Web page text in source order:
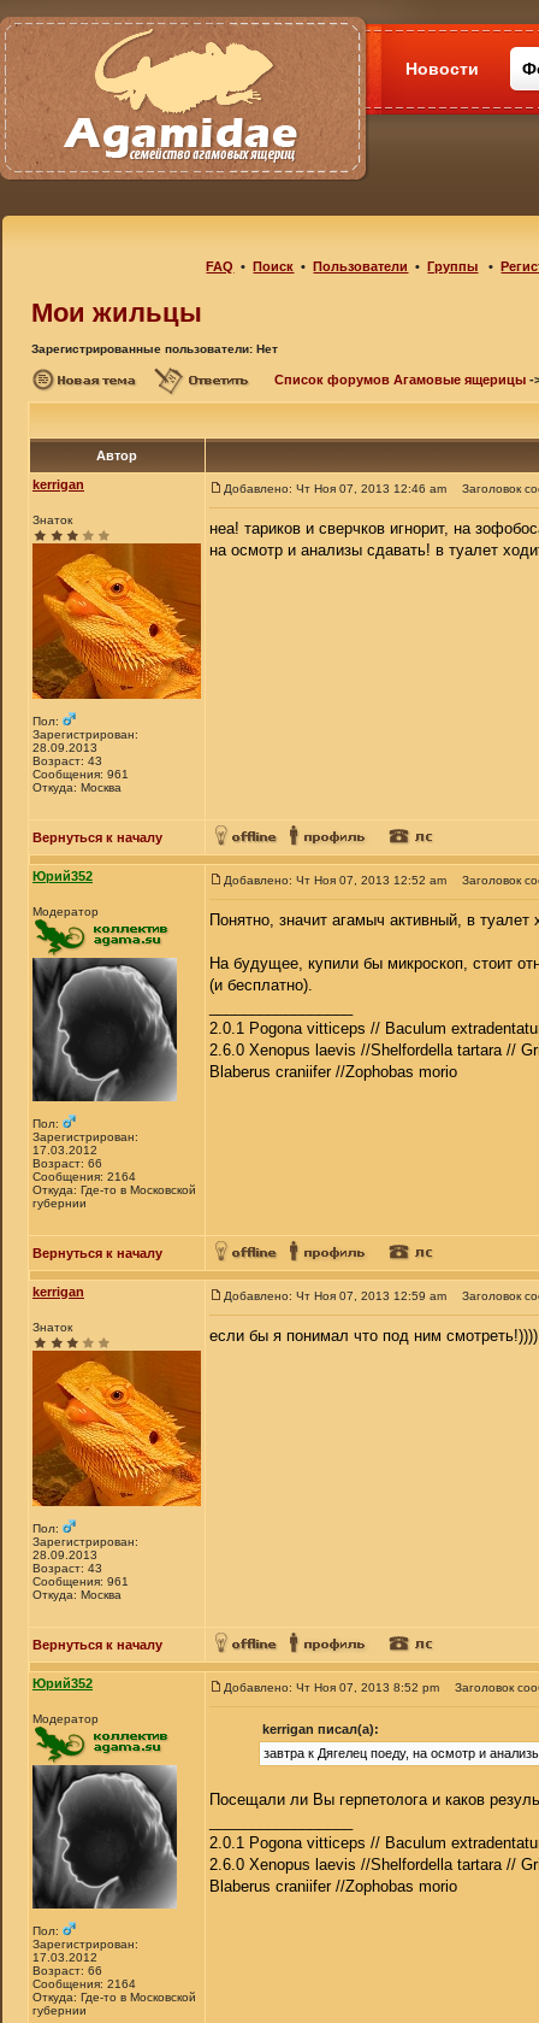
Новости
FAQ •Поиск •Пользователи •Группы •
Мои жильцы
Зарегистрированные пользователи: Нет
Список форумов Агамовые ящерицы -
Автор
kerrigan
Знаток
Пол:
Зарегистрирован:
28.09.2013
Возраст: 43
Сообщения: 961
Откуда: Москва
Добавлено: Чт Ноя 07, 2013 12:46 am Заголовок
неа! тариков и сверчков игнорит, на
на осмотр и анализы сдавать! в туалет
Вернуться к началу
Юрий352
Модератор
Пол:
Зарегистрирован:
17.03.2012
Возраст: 66
Сообщения: 2164
Откуда: Где-то в Московской
губернии
Добавлено: Чт Ноя 07, 2013 12:52 am Заголовок
Понятно, значит агамыч активный, в туалет
На будущее, купили бы микроскоп, стоит
(и бесплатно).
2.0.1 Pogona vitticeps // Baculum
2.6.0 Xenopus laevis //Shelfordella tartara //
Blaberus craniifer //Zophobas morio
Вернуться к началу
kerrigan
Знаток
Пол:
Зарегистрирован:
28.09.2013
Возраст: 43
Сообщения: 961
Откуда: Москва
Добавлено: Чт Ноя 07, 2013 12:59 am Заголовок
если бы я понимал что под ним смотреть!))))
Вернуться к началу
Юрий352
Модератор
Пол:
Зарегистрирован:
17.03.2012
Возраст: 66
Сообщения: 2164
Откуда: Где-то в Московской
губернии
Добавлено: Чт Ноя 07, 2013 8:52 pm Заголовок
kerrigan писал(а):
завтра к Дягелец поеду, на осмотр и
Посещали ли Вы герпетолога и каков
2.0.1 Pogona vitticeps // Baculum
2.6.0 Xenopus laevis //Shelfordella tartara //
Blaberus craniifer //Zophobas morio